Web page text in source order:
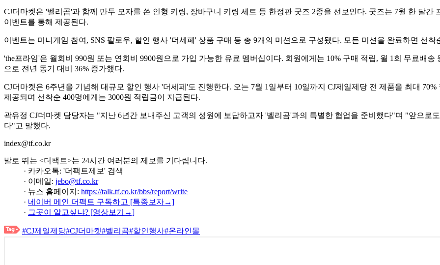
CJ더마켓은 '벨리곰'과 함께 만두 모자를 쓴 인형 키링, 장바구니 키링 세트 등 한정판 굿즈 2종을 선보인다. 굿즈는 7월 한 달
이벤트를 통해 제공된다.
이벤트는 미니게임 참여, SNS 팔로우, 할인 행사 '더세페' 상품 구매 등 총 9개의 미션으로 구성됐다. 모든 미션을 완료하면 선
'the프라임'은 월회비 990원 또는 연회비 9900원으로 가입 가능한 유료 멤버십이다. 회원에게는 10% 구매 적립, 월 1회 무료배
으로 전년 동기 대비 36% 증가했다.
CJ더마켓은 6주년을 기념해 대규모 할인 행사 '더세페'도 진행한다. 오는 7월 1일부터 10일까지 CJ제일제당 전 제품을 최대
제공되며 선착순 400명에게는 3000원 적립금이 지급된다.
곽유정 CJ더마켓 담당자는 "지난 6년간 보내주신 고객의 성원에 보답하고자 '벨리곰'과의 특별한 협업을 준비했다"며 "앞으로
다"고 말했다.
index@tf.co.kr
발로 뛰는 <더팩트>는 24시간 여러분의 제보를 기다립니다.
· 카카오톡: '더팩트제보' 검색
· 이메일: jebo@tf.co.kr
· 뉴스 홈페이지: https://talk.tf.co.kr/bbs/report/write
· 네이버 메인 더팩트 구독하고 [특종보자→]
· 그곳이 알고싶냐? [영상보기→]
#CJ제일제당#CJ더마켓#벨리곰#할인행사#온라인몰